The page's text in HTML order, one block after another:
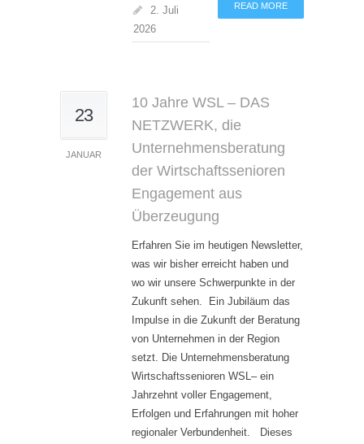
READ MORE
2. Juli
2026
23
JANUAR
10 Jahre WSL – DAS
NETZWERK, die
Unternehmensberatung
der Wirtschaftssenioren
Engagement aus
Überzeugung
Erfahren Sie im heutigen Newsletter,
was wir bisher erreicht haben und
wo wir unsere Schwerpunkte in der
Zukunft sehen. Ein Jubiläum das
Impulse in die Zukunft der Beratung
von Unternehmen in der Region
setzt. Die Unternehmensberatung
Wirtschaftssenioren WSL– ein
Jahrzehnt voller Engagement,
Erfolgen und Erfahrungen mit hoher
regionaler Verbundenheit. Dieses